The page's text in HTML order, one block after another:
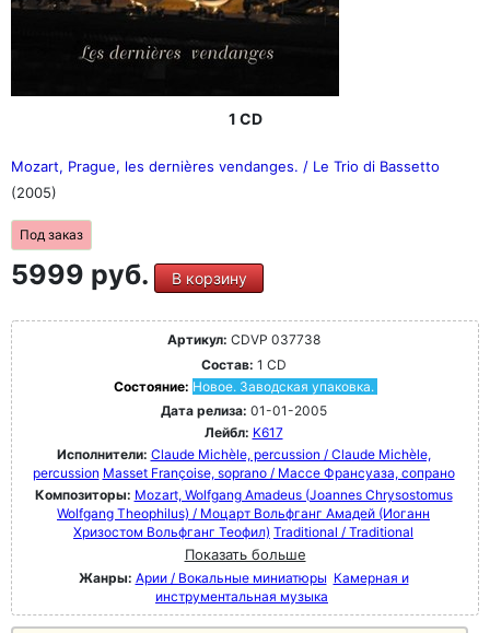
1 CD
Mozart, Prague, les dernières vendanges. / Le Trio di Bassetto
(2005)
Под заказ
5999 руб. В корзину
Артикул: CDVP 037738
Состав: 1 CD
Состояние: Новое. Заводская упаковка.
Дата релиза: 01-01-2005
Лейбл: K617
Исполнители: Claude Michèle, percussion / Claude Michèle,
percussion Masset Françoise, soprano / Массе Франсуаза, сопрано
Композиторы: Mozart, Wolfgang Amadeus (Joannes Chrysostomus
Wolfgang Theophilus) / Моцарт Вольфганг Амадей (Иоганн
Хризостом Вольфганг Теофил) Traditional / Traditional
Показать больше
Жанры: Арии / Вокальные миниатюры Камерная и
инструментальная музыка